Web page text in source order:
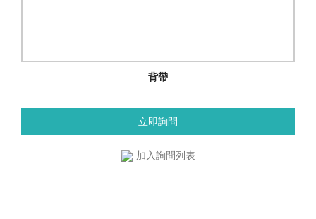
背帶
立即詢問
加入詢問列表